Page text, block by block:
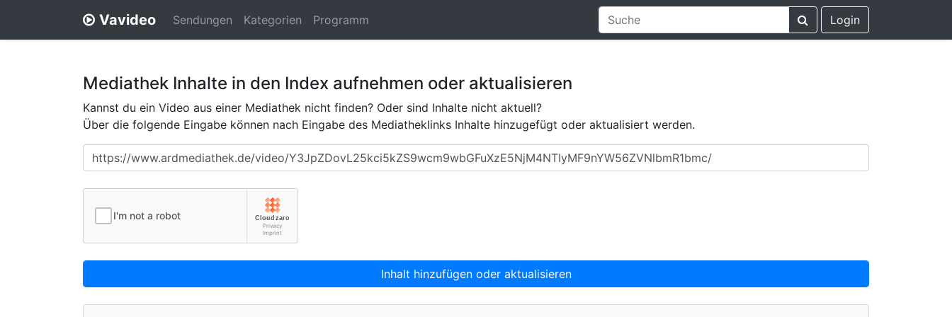
Vavideo Sendungen Kategorien Programm Login
Mediathek Inhalte in den Index aufnehmen oder aktualisieren
Kannst du ein Video aus einer Mediathek nicht finden? Oder sind Inhalte nicht aktuell?
Über die folgende Eingabe können nach Eingabe des Mediatheklinks Inhalte hinzugefügt oder aktualisiert werden.
Inhalt hinzufügen oder aktualisieren